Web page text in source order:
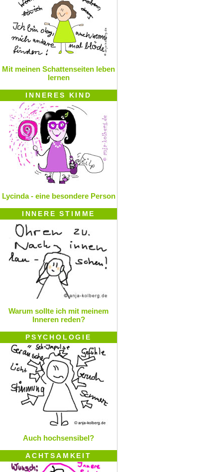
Mit meinen Schattenseiten leben
lernen
INNERES KIND
Lycinda - eine besondere Person
INNERE STIMME
Warum sollte ich mit meinem
Inneren reden?
PSYCHOLOGIE
Auch hochsensibel?
ACHTSAMKEIT